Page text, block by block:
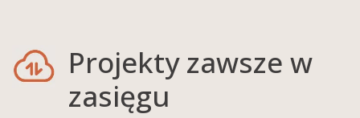
Projekty zawsze w
zasięgu